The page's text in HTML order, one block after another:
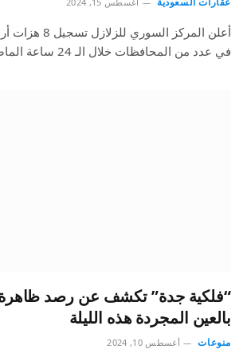
أعلن المركز
في عدد من المحافظات خلال الـ 24 ساعة الماضية.وأشار إلى…
“فلكية جدة” تكشف عن رصد
بالعين المجردة هذه الليلة
منوعات أغسطس 10, 2024